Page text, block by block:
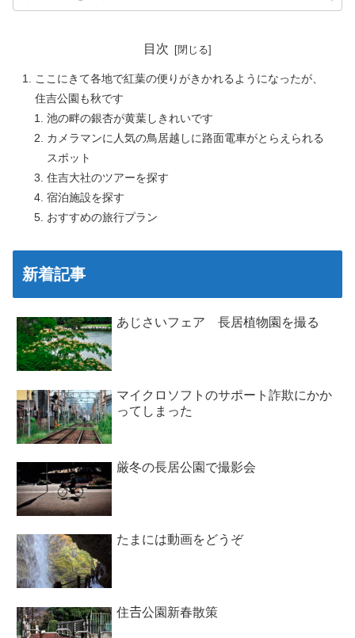
目次
ここにきて各地で紅葉の便りがきかれるようになったが、
住吉公園も秋です
池の畔の銀杏が黄葉しきれいです
カメラマンに人気の鳥居越しに路面電車がとらえられる
スポット
住吉大社のツアーを探す
宿泊施設を探す
おすすめの旅行プラン
新着記事
あじさいフェア 長居植物園を撮る
マイクロソフトのサポート詐欺にかか
ってしまった
厳冬の長居公園で撮影会
たまには動画をどうぞ
住𠮷公園新春散策